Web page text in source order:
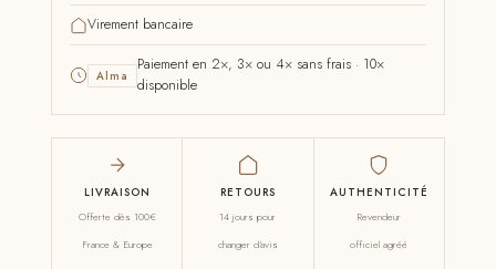
Virement bancaire
Alma
Paiement en 2×, 3× ou 4× sans frais · 10×
disponible
LIVRAISON
Offerte dès 100€
France & Europe
RETOURS
14 jours pour
changer d'avis
AUTHENTICITÉ
Revendeur
officiel agréé